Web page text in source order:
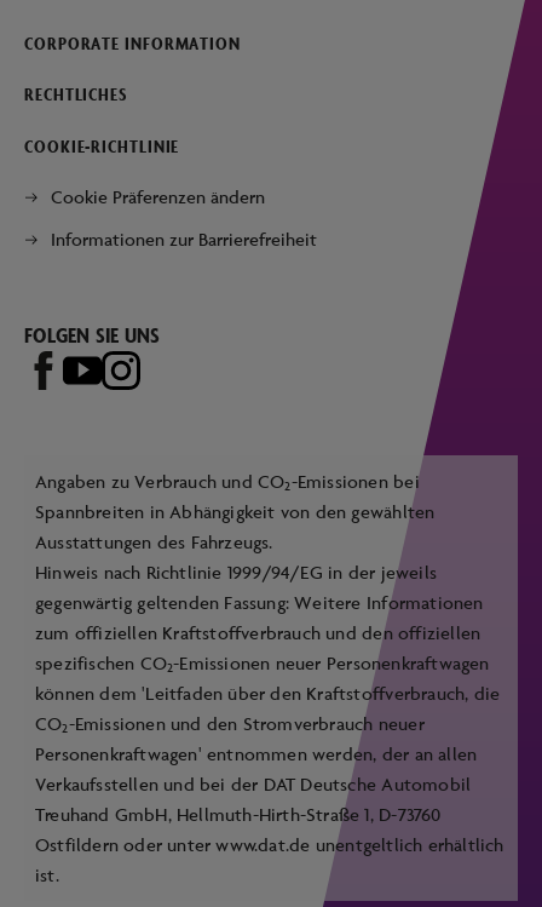
CORPORATE INFORMATION
RECHTLICHES
COOKIE-RICHTLINIE
Cookie Präferenzen ändern
Informationen zur Barrierefreiheit
FOLGEN SIE UNS
Angaben zu Verbrauch und CO2-Emissionen bei
Spannbreiten in Abhängigkeit von den gewählten
Ausstattungen des Fahrzeugs.
Hinweis nach Richtlinie 1999/94/EG in der jeweils
gegenwärtig geltenden Fassung: Weitere Informationen
zum offiziellen Kraftstoffverbrauch und den offiziellen
spezifischen CO2-Emissionen neuer Personenkraftwagen
können dem 'Leitfaden über den Kraftstoffverbrauch, die
CO2-Emissionen und den Stromverbrauch neuer
Personenkraftwagen' entnommen werden, der an allen
Verkaufsstellen und bei der DAT Deutsche Automobil
Treuhand GmbH, Hellmuth-Hirth-Straße 1, D-73760
Ostfildern oder unterwww.dat.de unentgeltlich erhältlich
ist.